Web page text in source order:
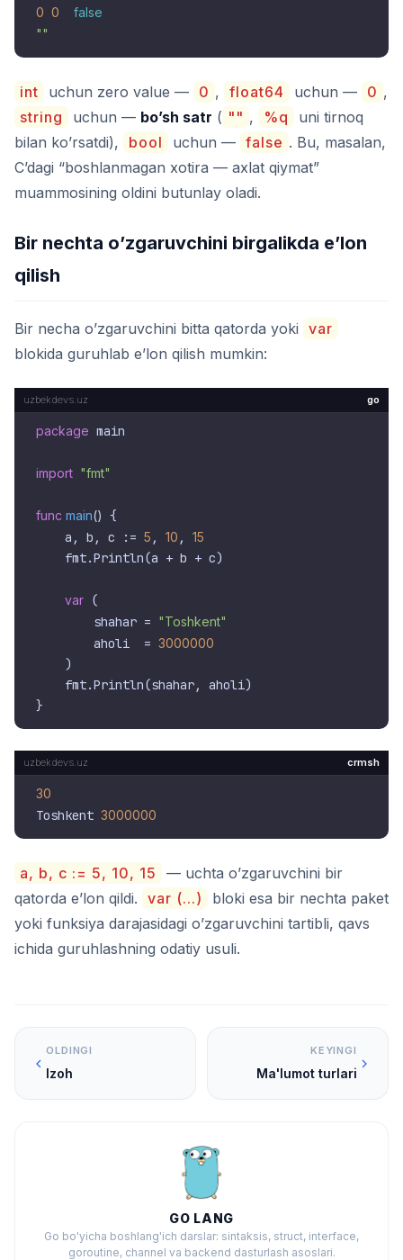
0 0
false
""
int uchun zero value — 0 , float64 uchun — 0 ,
string
uchun — bo’sh satr ( "" , %q
uni tirnoq
bilan ko’rsatdi),
bool uchun — false . Bu, masalan,
C’dagi “boshlanmagan xotira — axlat qiymat”
muammosining oldini butunlay oladi.
Bir nechta o’zgaruvchini birgalikda e’lon
qilish
Bir necha o’zgaruvchini bitta qatorda yoki var
blokida guruhlab e’lon qilish mumkin:
go
package main
import "fmt"
func main() {
    a, b, c :=
5 , 10 , 15
    fmt.Println(a + b + c)
var (
        shahar =
"Toshkent"
        aholi  =
3000000
    )
    fmt.Println(shahar, aholi)
crmsh
30
Toshkent 3000000
a, b, c := 5, 10, 15
— uchta o’zgaruvchini bir
qatorda e’lon qildi. var (...)
bloki esa bir nechta paket
yoki funksiya darajasidagi o’zgaruvchini tartibli, qavs
ichida guruhlashning odatiy usuli.
OLDINGI
Izoh
KEYINGI
Ma'lumot turlari
GO LANG
Go bo'yicha boshlang'ich darslar: sintaksis, struct, interface,
goroutine, channel va backend dasturlash asoslari.